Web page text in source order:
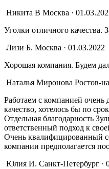
Никита В Москва ·
Уголки отличного качества.
Лизи Б. Москва · 01.03.2022
Хорошая компания. Будем
Наталья Миронова Ростов-
Работаем с компанией очень
качество, хотелось бы по
Отдельная благодарность
ответственный подход к
Очень квалифицированный
компании предполагается
Юлия И. Санкт-Петербург ·